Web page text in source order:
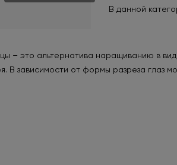
В данной
– это альтернатива наращиванию в
В зависимости от формы разреза глаз